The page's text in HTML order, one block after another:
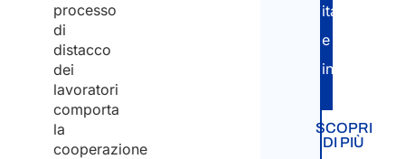
processo
di
distacco
dei
lavoratori
comporta
la
cooperazione
italiano
e
inglese.
SCOPRI
DI PIÙ